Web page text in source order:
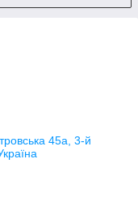
45а, 3-й